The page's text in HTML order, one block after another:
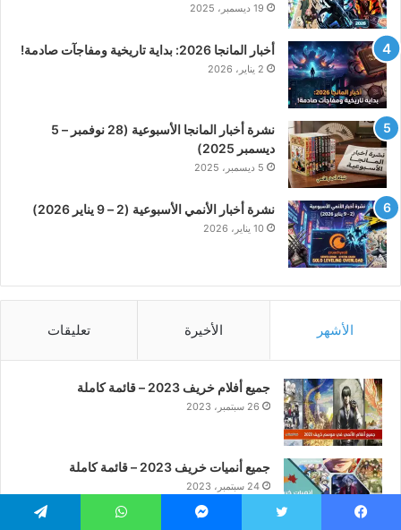
19 ديسمبر، 2025
أخبار المانجا 2026: بداية تاريخية ومفاجآت صادمة!
2 يناير، 2026
نشرة أخبار المانجا الأسبوعية (28 نوفمبر – 5
ديسمبر 2025)
5 ديسمبر، 2025
نشرة أخبار الأنمي الأسبوعية (2 – 9 يناير 2026)
10 يناير، 2026
الأشهر الأخيرة تعليقات
جميع أفلام خريف 2023 – قائمة كاملة
26 سبتمبر، 2023
جميع أنميات خريف 2023 – قائمة كاملة
24 سبتمبر، 2023